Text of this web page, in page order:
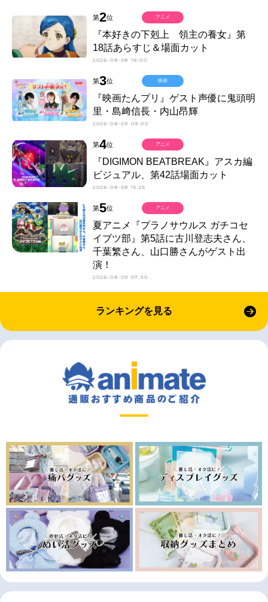
第2位
『本好きの下剋上 領主の養女』第
18話あらすじ＆場面カット
2026-08-08 18:00
アニメ
第3位
『映画たんプリ』ゲスト声優に鬼頭明
里・島﨑信長・内山昂輝
2026-08-09 09:00
映画
第4位
『DIGIMON BEATBREAK』アスカ編
ビジュアル、第42話場面カット
2026-08-08 15:25
アニメ
第5位
夏アニメ『プラノサウルス ガチコセ
イブツ部』第5話に古川登志夫さん、
千葉繁さん、山口勝さんがゲスト出
演！
2026-08-09 07:30
アニメ
ランキングを見る